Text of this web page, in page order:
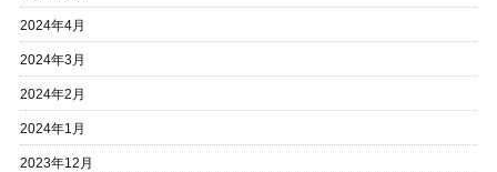
2024年4月
2024年3月
2024年2月
2024年1月
2023年12月